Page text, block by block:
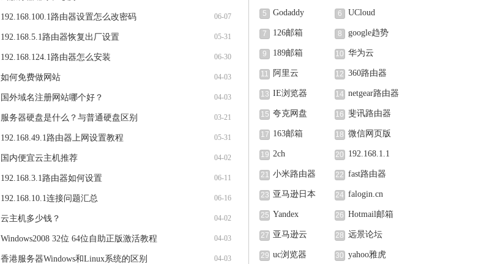
06-07
192.168.100.1路由器设置怎么改密码
05-31
192.168.5.1路由器恢复出厂设置
06-30
192.168.124.1路由器怎么安装
04-03
如何免费做网站
04-03
国外域名注册网站哪个好？
03-21
服务器硬盘是什么？与普通硬盘区别
05-31
192.168.49.1路由器上网设置教程
04-02
国内便宜云主机推荐
06-11
192.168.3.1路由器如何设置
06-16
192.168.10.1连接问题汇总
04-02
云主机多少钱？
04-03
Windows2008 32位 64位自助正版激活教程
04-03
香港服务器Windows和Linux系统的区别
5 Godaddy 6 UCloud
7 126邮箱 8 google趋势
9 189邮箱 10 华为云
11 阿里云 12 360路由器
13 IE浏览器 14 netgear路由器
15 夸克网盘 16 斐讯路由器
17 163邮箱 18 微信网页版
19 2ch 20 192.168.1.1
21 小米路由器 22 fast路由器
23 亚马逊日本 24 falogin.cn
25 Yandex 26 Hotmail邮箱
27 亚马逊云 28 远景论坛
29 uc浏览器 30 yahoo雅虎